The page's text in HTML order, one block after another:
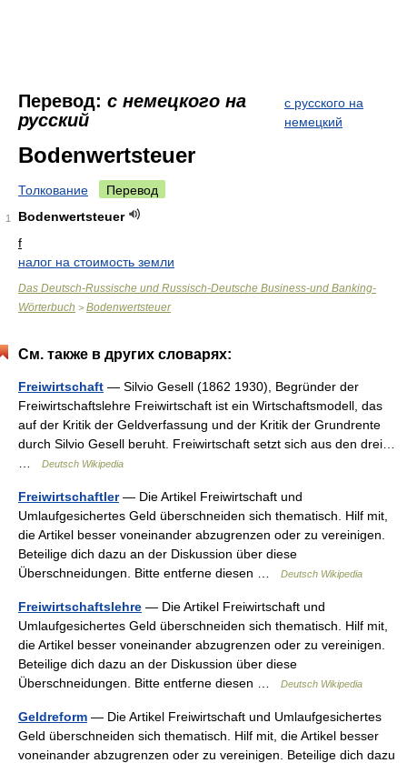
Перевод: с немецкого на
русский
с русского на
немецкий
Bodenwertsteuer
Толкование Перевод
1
Bodenwertsteuer
f
налог на стоимость земли
Das Deutsch-Russische und Russisch-Deutsche Business-und Banking-
Wörterbuch > Bodenwertsteuer
См. также в других словарях:
Freiwirtschaft — Silvio Gesell (1862 1930), Begründer der
Freiwirtschaftslehre Freiwirtschaft ist ein Wirtschaftsmodell, das
auf der Kritik der Geldverfassung und der Kritik der Grundrente
durch Silvio Gesell beruht. Freiwirtschaft setzt sich aus den drei…
Deutsch Wikipedia
Freiwirtschaftler— Die Artikel Freiwirtschaft und
Umlaufgesichertes Geld überschneiden sich thematisch. Hilf mit,
die Artikel besser voneinander abzugrenzen oder zu vereinigen.
Beteilige dich dazu an der Diskussion über diese
Überschneidungen. Bitte entferne diesen …
Deutsch Wikipedia
Freiwirtschaftslehre — Die Artikel Freiwirtschaft und
Umlaufgesichertes Geld überschneiden sich thematisch. Hilf mit,
die Artikel besser voneinander abzugrenzen oder zu vereinigen.
Beteilige dich dazu an der Diskussion über diese
Überschneidungen. Bitte entferne diesen …
Deutsch Wikipedia
Geldreform — Die Artikel Freiwirtschaft und Umlaufgesichertes
Geld überschneiden sich thematisch. Hilf mit, die Artikel besser
voneinander abzugrenzen oder zu vereinigen. Beteilige dich dazu